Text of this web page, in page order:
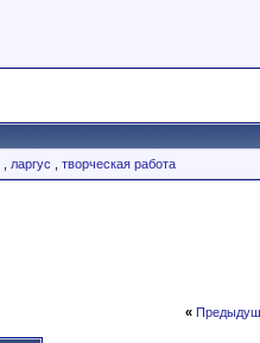
ларгус творческая работа
«